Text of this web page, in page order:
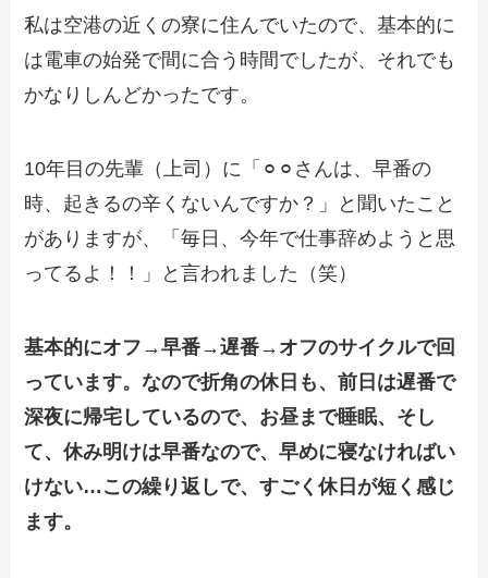
私は空港の近くの寮に住んでいたので、基本的に
は電車の始発で間に合う時間でしたが、それでも
かなりしんどかったです。
10年目の先輩（上司）に「⚪︎⚪︎さんは、早番の
時、起きるの辛くないんですか？」と聞いたこと
がありますが、「毎日、今年で仕事辞めようと思
ってるよ！！」と言われました（笑）
基本的にオフ→早番→遅番→オフのサイクルで回
っています。なので折角の休日も、前日は遅番で
深夜に帰宅しているので、お昼まで睡眠、そし
て、休み明けは早番なので、早めに寝なければい
けない…この繰り返しで、すごく休日が短く感じ
ます。